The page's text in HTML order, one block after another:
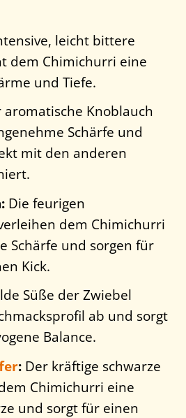
leicht bittere
dem Chimichurri eine
und Tiefe.
Knoblauch
Schärfe und
mit den anderen
Die feurigen
dem Chimichurri
Schärfe und sorgen für
Kick.
Süße der Zwiebel
ab und sorgt
Balance.
:Der kräftige schwarze
Chimichurri eine
und sorgt für einen